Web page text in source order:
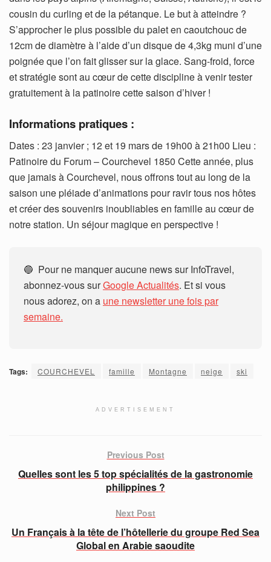
cousin du curling et de la pétanque. Le but à atteindre ?
S’approcher le plus possible du palet en caoutchouc de
12cm de diamètre à l’aide d’un disque de 4,3kg muni d’une
poignée que l’on fait glisser sur la glace. Sang-froid, force
et stratégie sont au cœur de cette discipline à venir tester
gratuitement à la patinoire cette saison d’hiver !
Informations pratiques :
Dates : 23 janvier ; 12 et 19 mars de 19h00 à 21h00 Lieu :
Patinoire du Forum – Courchevel 1850 Cette année, plus
que jamais à Courchevel, nous offrons tout au long de la
saison une pléiade d’animations pour ravir tous nos hôtes
et créer des souvenirs inoubliables en famille au cœur de
notre station. Un séjour magique en perspective !
🔵 Pour ne manquer aucune news sur InfoTravel,
abonnez-vous surGoogle Actualités. Et si vous
nous adorez, on a une newsletter une fois par
semaine.
Tags: COURCHEVEL famille Montagne neige ski
ADVERTISEMENT
Previous Post
Quelles sont les 5 top spécialités de la gastronomie
philippines ?
Next Post
Un Français à la tête de l’hôtellerie du groupe Red Sea
Global en Arabie saoudite